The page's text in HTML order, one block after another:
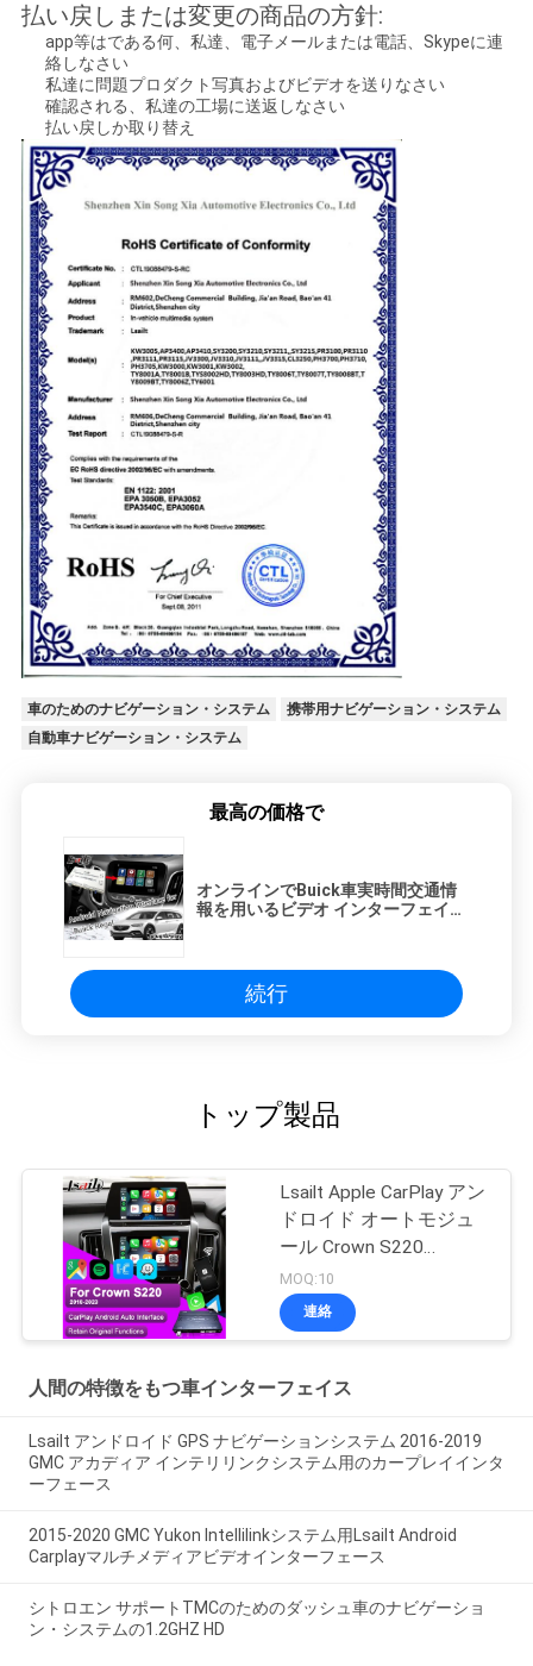
払い戻しまたは変更の商品の方針:
app等はである何、私達、電子メールまたは電話、Skypeに連
絡しなさい
私達に問題プロダクト写真およびビデオを送りなさい
確認される、私達の工場に送返しなさい
払い戻しか取り替え
車のためのナビゲーション・システム
携帯用ナビゲーション・システム
自動車ナビゲーション・システム
最高の価格で
オンラインでBuick車実時間交通情
報を用いるビデオ インターフェイ
続行
トップ製品
Lsailt Apple CarPlay アン
ドロイド オートモジュ
ール Crown S220
GSW224 2018-2022 統
合 携帯電話 鏡像 逆カメ
ラ
MOQ:10
連絡
人間の特徴をもつ車インターフェイス
Lsailt アンドロイド GPS ナビゲーションシステム 2016-2019
GMC アカディア インテリリンクシステム用のカープレイインタ
ーフェース
2015-2020 GMC Yukon Intellilinkシステム用Lsailt Android
Carplayマルチメディアビデオインターフェース
シトロエン サポートTMCのためのダッシュ車のナビゲーショ
ン・システムの1.2GHZ HD